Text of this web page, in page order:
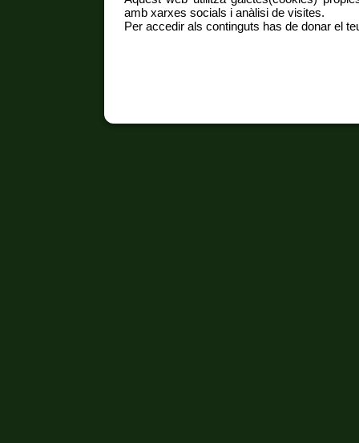
amb xarxes socials i anàlisi de visites.
Per accedir als continguts has de donar el